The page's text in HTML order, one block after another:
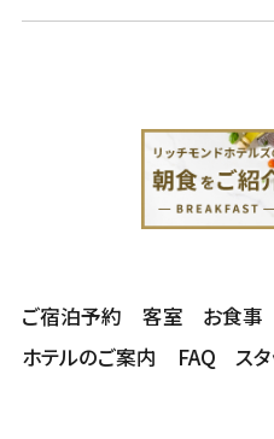
ご宿泊予約 客室 お食事
ホテルのご案内
FAQ ス